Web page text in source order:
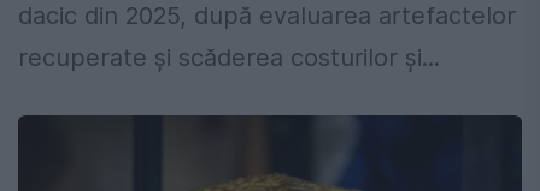
dacic din 2025, după evaluarea artefactelor
recuperate și scăderea costurilor și...